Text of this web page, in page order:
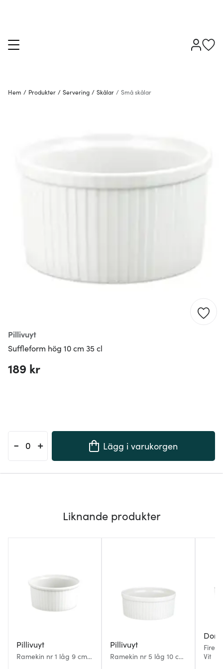
Hem / Produkter / Servering / Skålar / Små skålar
Pillivuyt
Suffleform hög 10 cm 35 cl
189 kr
- + Lägg i varukorgen
Liknande produkter
Pillivuyt
Ramekin nr 1 låg 9 cm
Pillivuyt
Ramekin nr 5 låg 10 cm
Fire
Vit